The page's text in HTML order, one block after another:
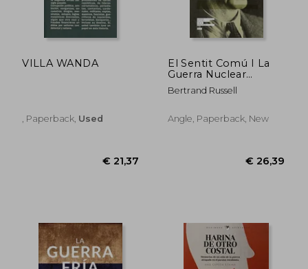
VILLA WANDA
, Paperback, Used
El Sentit Comú I La
Guerra Nuclear
(Clàssics de la pau i la
noviolència)
Bertrand Russell
Angle, Paperback, New